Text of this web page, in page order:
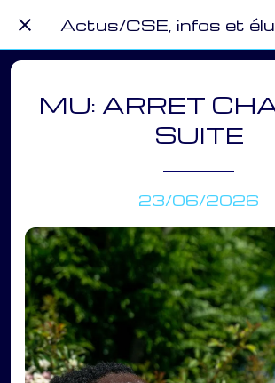
Actus/CSE, infos et
MU: ARRET
SUITE
23/06/2026